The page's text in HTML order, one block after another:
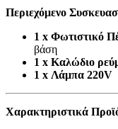
Περιεχόμενο
1 x Φωτιστικό
βάση
1 x Καλώδιο
1 x Λάμπα 220V
Χαρακτηριστικά